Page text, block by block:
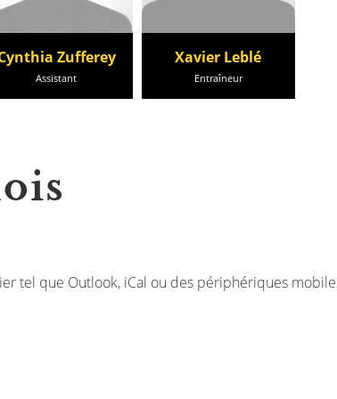
Zufferey
Assistant
Xavier Leblé
Entraîneur
tel que Outlook, iCal ou des périphériques